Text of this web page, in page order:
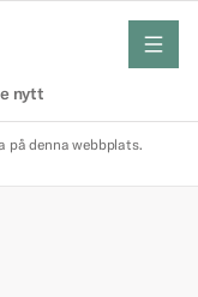
nytt
meny
på denna webbplats.